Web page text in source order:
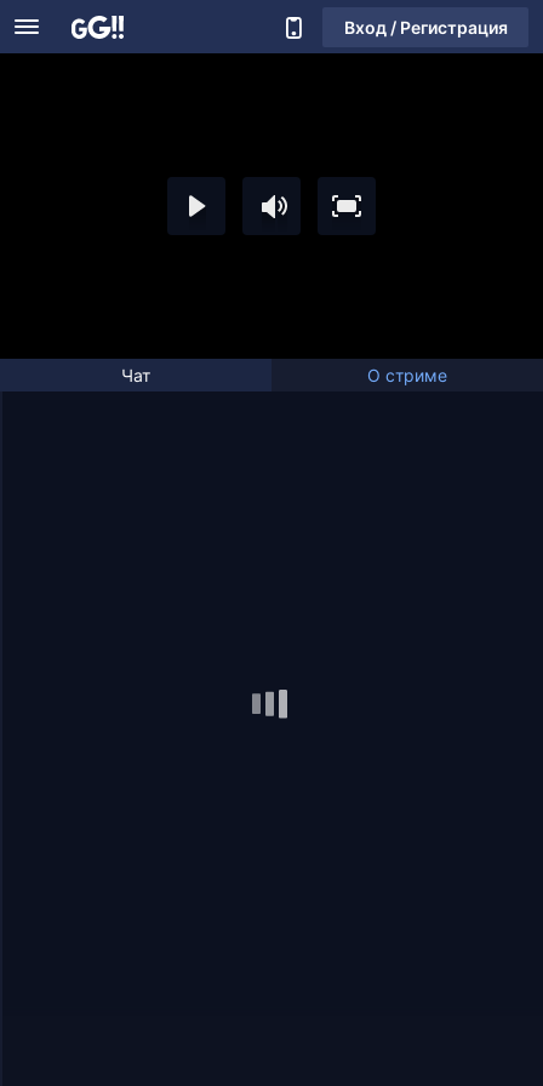
Вход / Регистрация
Чат О стриме